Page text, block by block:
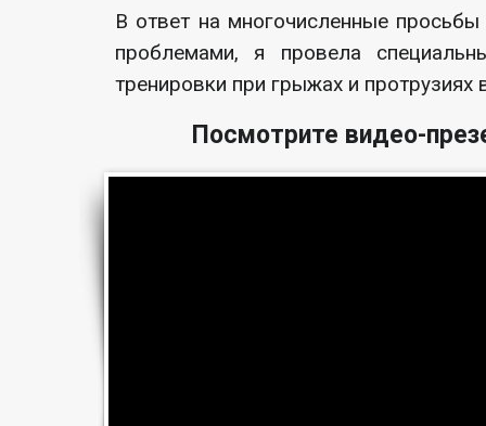
В ответ на многочисленные
проблемами, я провела
тренировки при грыжах и
Посмотрите видео-